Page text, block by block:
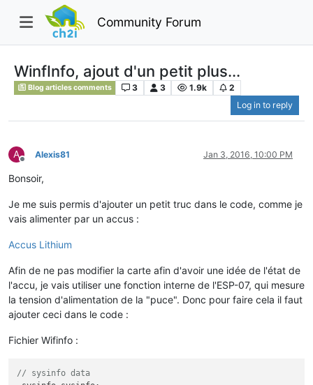
Community Forum
WinfInfo, ajout d'un petit plus...
Blog articles comments 3 3 1.9k
2
Log in to reply
A
Offline
Alexis81 Jan 3, 2016, 10:00 PM
Bonsoir,
Je me suis permis d'ajouter un petit truc dans le code, comme je
vais alimenter par un accus :
Accus Lithium
Afin de ne pas modifier la carte afin d'avoir une idée de l'état de
l'accu, je vais utiliser une fonction interne de l'ESP-07, qui mesure
la tension d'alimentation de la "puce". Donc pour faire cela il faut
ajouter ceci dans le code :
Fichier Wifinfo :
// sysinfo data